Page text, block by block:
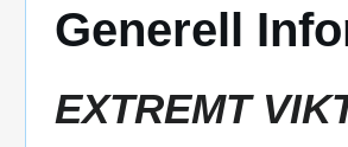
Generell
EXTREMT